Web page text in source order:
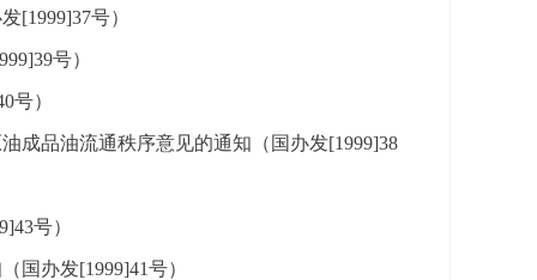
[1999]37号）
号）
号）
成品油流通秩序意见的通知（国办发[1999]38
号）
国办发[1999]41号）